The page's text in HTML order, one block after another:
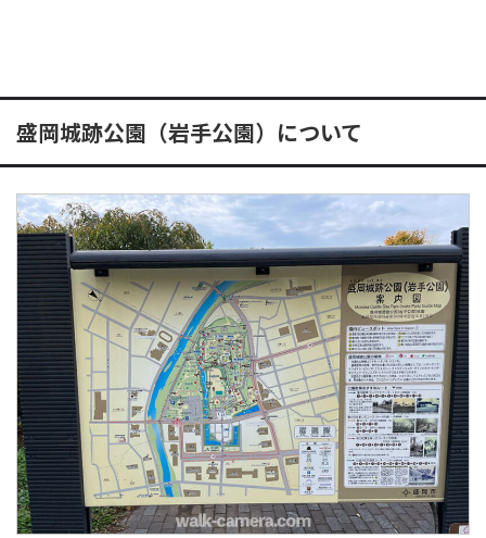
盛岡城跡公園（岩手公園）について